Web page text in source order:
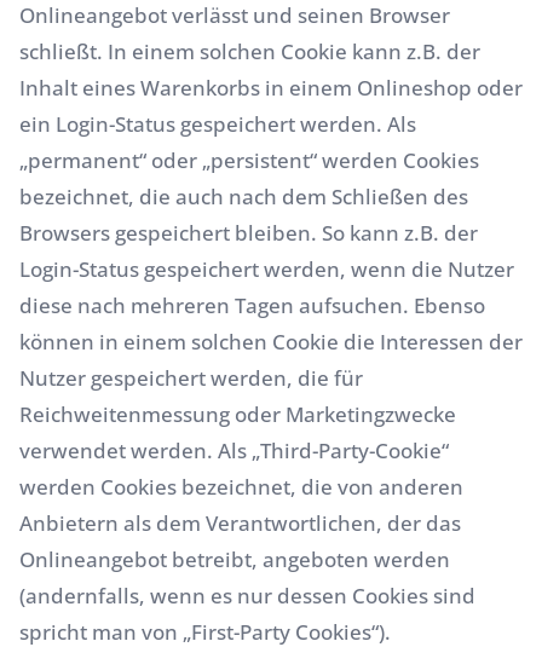
Onlineangebot verlässt und seinen Browser
schließt. In einem solchen Cookie kann z.B. der
Inhalt eines Warenkorbs in einem Onlineshop oder
ein Login-Status gespeichert werden. Als
„permanent“ oder „persistent“ werden Cookies
bezeichnet, die auch nach dem Schließen des
Browsers gespeichert bleiben. So kann z.B. der
Login-Status gespeichert werden, wenn die Nutzer
diese nach mehreren Tagen aufsuchen. Ebenso
können in einem solchen Cookie die Interessen der
Nutzer gespeichert werden, die für
Reichweitenmessung oder Marketingzwecke
verwendet werden. Als „Third-Party-Cookie“
werden Cookies bezeichnet, die von anderen
Anbietern als dem Verantwortlichen, der das
Onlineangebot betreibt, angeboten werden
(andernfalls, wenn es nur dessen Cookies sind
spricht man von „First-Party Cookies“).